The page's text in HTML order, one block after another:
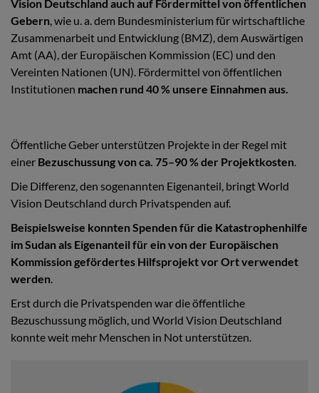
Vision Deutschland auch auf Fördermittel von öffentlichen
Gebern, wie u. a. dem Bundesministerium für wirtschaftliche
Zusammenarbeit und Entwicklung (BMZ), dem Auswärtigen
Amt (AA), der Europäischen Kommission (EC) und den
Vereinten Nationen (UN). Fördermittel von öffentlichen
Institutionen machen rund 40 % unsere Einnahmen aus.
Öffentliche Geber unterstützen Projekte in der Regel mit
einer Bezuschussung von ca. 75–90 % der Projektkosten.
Die Differenz, den sogenannten Eigenanteil, bringt World
Vision Deutschland durch Privatspenden auf.
Beispielsweise konnten Spenden für die Katastrophenhilfe
im Sudan als Eigenanteil für ein von der Europäischen
Kommission gefördertes Hilfsprojekt vor Ort verwendet
werden.
Erst durch die Privatspenden war die öffentliche
Bezuschussung möglich, und World Vision Deutschland
konnte weit mehr Menschen in Not unterstützen.